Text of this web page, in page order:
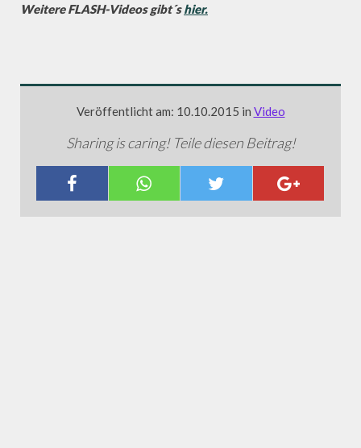
Weitere FLASH-Videos gibt´shier.
Veröffentlicht am: 10.10.2015 in Video
Sharing is caring! Teile diesen Beitrag!